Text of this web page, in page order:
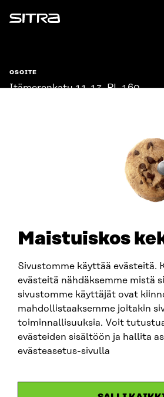
Maistuiskos
Sivustomme käyttää evästeitä.
evästeitä nähdäksemme mistä
sivustomme käyttäjät ovat
mahdollistaaksemme joitakin
toiminnallisuuksia. Voit
evästeiden sisältöön ja hallita
evästeasetus-sivulla
Sitra
OSOITE
Itämerenkatu 11-13, PL 160,
SITRA SOSIAALISESSA MEDIASSA
LinkedIn
Instagram
YouTube